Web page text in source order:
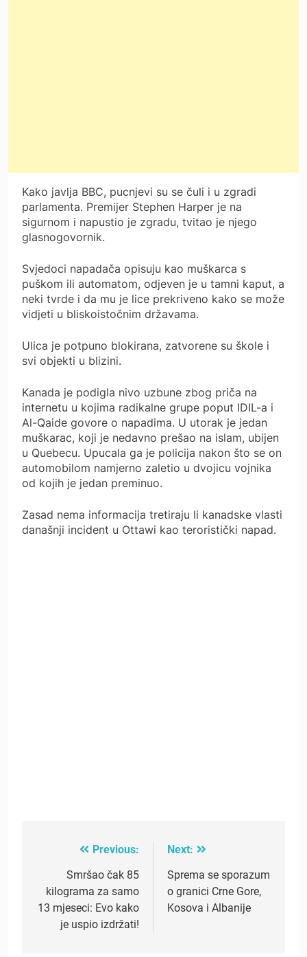
Kako javlja BBC, pucnjevi su se čuli i u zgradi
parlamenta. Premijer Stephen Harper je na
sigurnom i napustio je zgradu, tvitao je njego
glasnogovornik.
Svjedoci napadača opisuju kao muškarca s
puškom ili automatom, odjeven je u tamni kaput, a
neki tvrde i da mu je lice prekriveno kako se može
vidjeti u bliskoistočnim državama.
Ulica je potpuno blokirana, zatvorene su škole i
svi objekti u blizini.
Kanada je podigla nivo uzbune zbog priča na
internetu u kojima radikalne grupe poput IDIL-a i
Al-Qaide govore o napadima. U utorak je jedan
muškarac, koji je nedavno prešao na islam, ubijen
u Quebecu. Upucala ga je policija nakon što se on
automobilom namjerno zaletio u dvojicu vojnika
od kojih je jedan preminuo.
Zasad nema informacija tretiraju li kanadske vlasti
današnji incident u Ottawi kao teroristički napad.
navigation
Previous:
Smršao čak 85
kilograma za samo
13 mjeseci: Evo kako
je uspio izdržati!
Next:
Sprema se sporazum
o granici Crne Gore,
Kosova i Albanije